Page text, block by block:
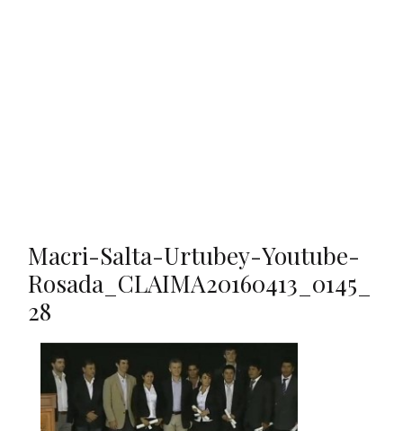
Macri-Salta-Urtubey-Youtube-
Rosada_CLAIMA20160413_0145_
28